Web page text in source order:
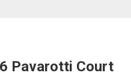
Pavarotti Court